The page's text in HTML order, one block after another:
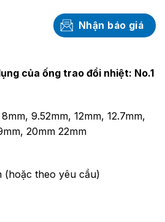
Nhận báo giá
của ống trao đổi nhiệt: No.1
9.52mm, 12mm, 12.7mm,
20mm 22mm
(hoặc theo yêu cầu)